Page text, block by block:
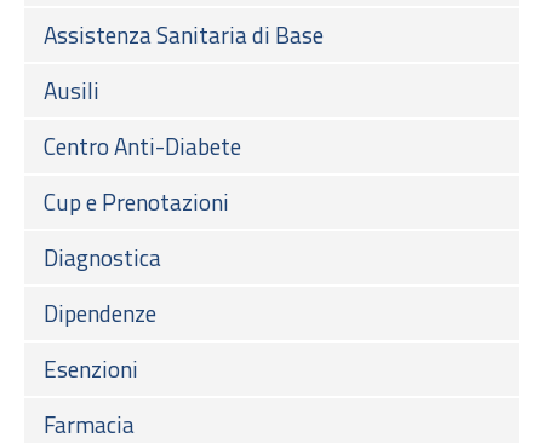
Assistenza Sanitaria di Base
Ausili
Centro Anti-Diabete
Cup e Prenotazioni
Diagnostica
Dipendenze
Esenzioni
Farmacia